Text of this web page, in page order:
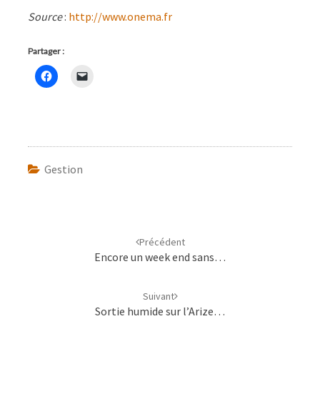
Source: http://www.onema.fr
Partager :
Gestion
Précédent
Encore un week end sans…
Suivant
Sortie humide sur l’Arize…